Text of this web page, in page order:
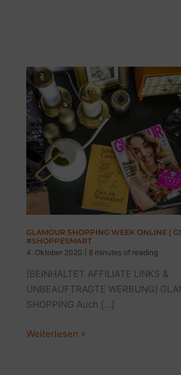
GLAMOUR SHOPPING WEEK ONLINE |
#SHOPPESMART
4. Oktober 2020
8 minutes of reading
[BEINHALTET AFFILIATE LINKS &
UNBEAUFTRAGTE WERBUNG]
SHOPPING Auch […]
GLAMOUR
Weiterlesen »